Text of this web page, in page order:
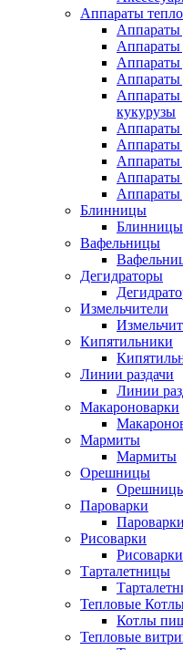
Аппараты
Аппараты
Аппараты
Аппараты
Аппараты
Аппараты
кукурузы
Аппараты
Аппараты
Аппараты
Аппараты
Блинницы
Блинницы
Вафельницы
Дегидраторы
Измельчители
Кипятильники
Линии раздачи
Линии
Макароноварки
Мармиты
Мармиты
Орешницы
Пароварки
Пароварки
Рисоварки
Рисоварки
Тарталетницы
Тепловые
Котлы
Тепловые